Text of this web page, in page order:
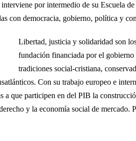
por intermedio de su Escuela
con democracia, gobierno, política y
Libertad, justicia y solidaridad son
fundación financiada por el
tradiciones social-cristiana,
Con su trabajo europeo e
a que participen en del PIB la
y la economía social de